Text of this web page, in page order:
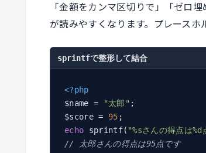
「金額をカンマ区切りで」「ゼロ
が読みやすくなります。プレースホ
sprintfで整形して結合
<?php
$name =
"太郎" ;
$score = 95
echo sprintf( "%sさんの得点は%d
// 太郎さんの得点は95点です